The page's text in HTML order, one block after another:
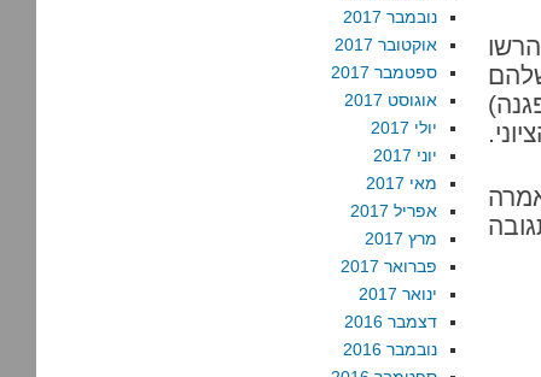
נובמבר 2017
אוקטובר 2017
ספטמבר 2017
אוגוסט 2017
יולי 2017
יוני 2017
מאי 2017
אפריל 2017
מרץ 2017
פברואר 2017
ינואר 2017
דצמבר 2016
נובמבר 2016